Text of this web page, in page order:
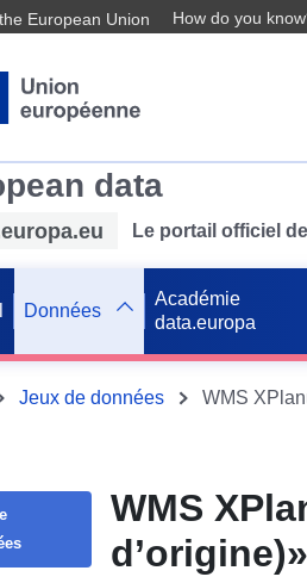
European Union How do you
data
Le portail officiel
Données
Académie
data.europa
Jeux de données WMS
WMS
d’origine)»